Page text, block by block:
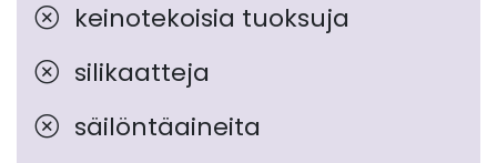
keinotekoisia tuoksuja
silikaatteja
säilöntäaineita